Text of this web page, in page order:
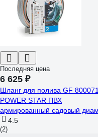
Последняя цена
6 625 ₽
Шланг для полива GF
POWER STAR ПВХ
армированный садовый
12,5 мм (1/2) длина 25 м
Б0059677
4.5
(2)